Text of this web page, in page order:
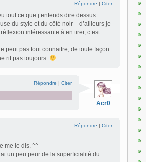
Répondre | Citer
tout ce que j’entends dire dessus.
du style et du côté noir – d’ailleurs je
intéressante à en tirer, c’est
peut pas tout connaitre, de toute façon
rit pas toujours.
Acr0
Répondre | Citer
Répondre | Citer
me le dis. ^^
un peu peur de la superficialité du